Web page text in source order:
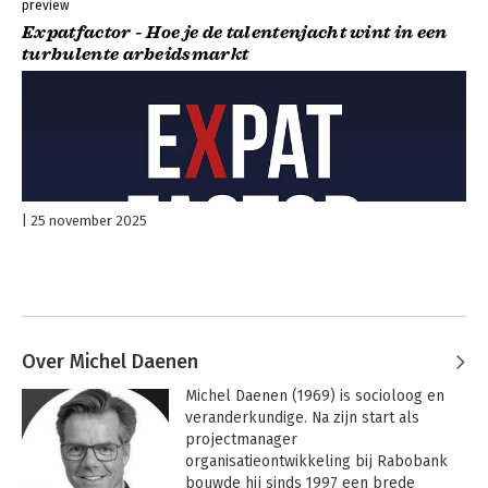
preview
Expatfactor - Hoe je de talentenjacht wint in een
turbulente arbeidsmarkt
25 november 2025
Over Michel Daenen
Michel Daenen (1969) is socioloog en
veranderkundige. Na zijn start als
projectmanager
organisatieontwikkeling bij Rabobank
bouwde hij sinds 1997 een brede